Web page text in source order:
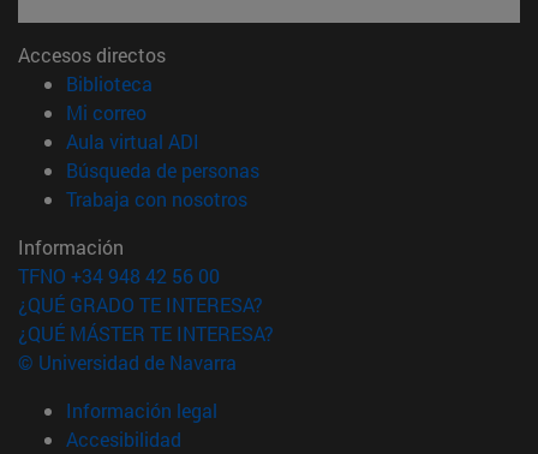
Accesos directos
Biblioteca
Mi correo(abre en nueva ventana)
Aula virtual ADI
Búsqueda de personas(abre en nueva ventana)
Trabaja con nosotros(abre en nueva ventana)
Información
TFNO +34 948 42 56 00
¿QUÉ GRADO TE INTERESA?
¿QUÉ MÁSTER TE INTERESA?
© Universidad de Navarra
Información legal
Accesibilidad